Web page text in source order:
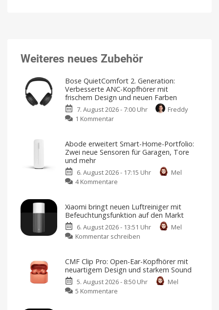
Weiteres neues Zubehör
Bose QuietComfort 2. Generation:
Verbesserte ANC-Kopfhörer mit
frischem Design und neuen Farben
7. August 2026 - 7:00 Uhr
Freddy
1 Kommentar
2.
Generation:
ANC-
Kopfhörer
Design
und
neuen
Farben
Euro
vorbestellen
Abode erweitert Smart-Home-Portfolio:
Zwei neue Sensoren für Garagen, Tore
und mehr
6. August 2026 - 17:15 Uhr
Mel
4 Kommentare
Smart-
Home-
Portfolio:
Zwei
für
Garagen,
Tore
Xiaomi bringt neuen Luftreiniger mit
Befeuchtungsfunktion auf den Markt
6. August 2026 - 13:51 Uhr
Mel
Kommentar schreiben
neuen
Luftreiniger
mit
CMF Clip Pro: Open-Ear-Kopfhörer mit
neuartigem Design und starkem Sound
5. August 2026 - 8:50 Uhr
Mel
5 Kommentare